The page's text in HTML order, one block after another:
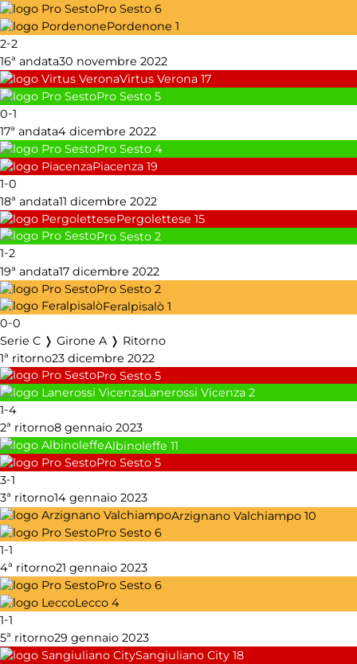
Pro Sesto 6
Pordenone 1
2-2
16ª andata30 novembre 2022
Virtus Verona 17
Pro Sesto 5
0-1
17ª andata4 dicembre 2022
Pro Sesto 4
Piacenza 19
1-0
18ª andata11 dicembre 2022
Pergolettese 15
Pro Sesto 2
1-2
19ª andata17 dicembre 2022
Pro Sesto 2
Feralpisalò 1
0-0
Serie C ❭ Girone A ❭ Ritorno
1ª ritorno23 dicembre 2022
Pro Sesto 5
Lanerossi Vicenza 2
1-4
2ª ritorno8 gennaio 2023
Albinoleffe 11
Pro Sesto 5
3-1
3ª ritorno14 gennaio 2023
Arzignano Valchiampo 10
Pro Sesto 6
1-1
4ª ritorno21 gennaio 2023
Pro Sesto 6
Lecco 4
1-1
5ª ritorno29 gennaio 2023
Sangiuliano City 18